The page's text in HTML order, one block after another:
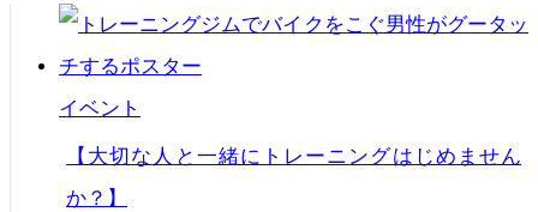
イベント
【大切な人と一緒にトレーニングはじめません
か？】